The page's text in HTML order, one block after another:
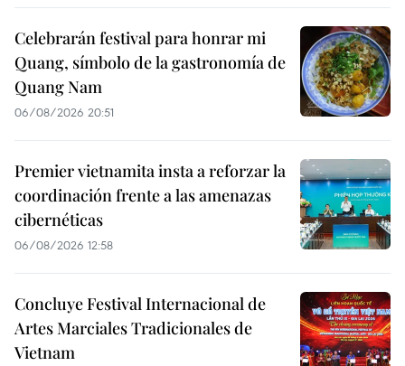
Celebrarán festival para honrar mi
Quang, símbolo de la gastronomía de
Quang Nam
06/08/2026 20:51
Premier vietnamita insta a reforzar la
coordinación frente a las amenazas
cibernéticas
06/08/2026 12:58
Concluye Festival Internacional de
Artes Marciales Tradicionales de
Vietnam